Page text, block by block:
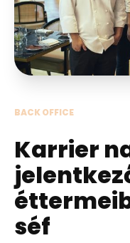
BACK OFFICE
Karrier
séf